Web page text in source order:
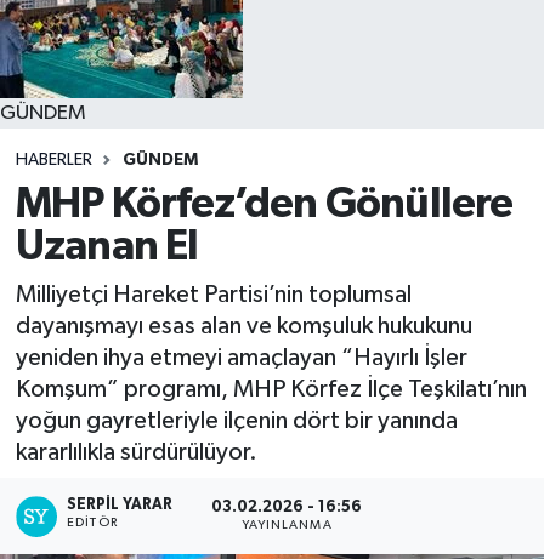
GÜNDEM
HABERLER GÜNDEM
MHP Körfez’den Gönüllere
Uzanan El
Milliyetçi Hareket Partisi’nin toplumsal
dayanışmayı esas alan ve komşuluk hukukunu
yeniden ihya etmeyi amaçlayan “Hayırlı İşler
Komşum” programı, MHP Körfez İlçe Teşkilatı’nın
yoğun gayretleriyle ilçenin dört bir yanında
kararlılıkla sürdürülüyor.
SERPİL YARAR
EDITÖR
03.02.2026 - 16:56
YAYINLANMA